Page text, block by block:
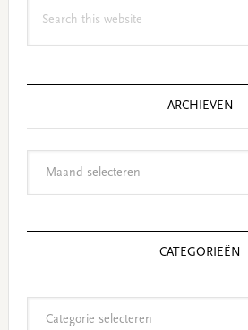
ARCHIEVEN
CATEGORIEËN